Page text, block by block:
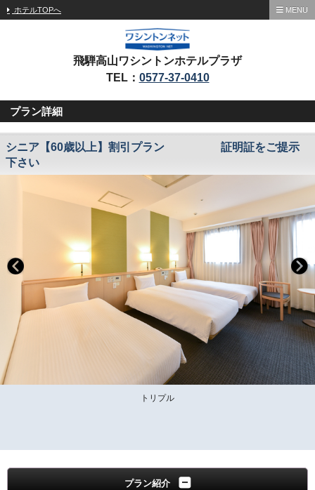
ホテルTOPへ MENU
飛騨高山ワシントンホテルプラザ
TEL： 0577-37-0410
プラン詳細
シニア【60歳以上】割引プラン 証明証をご提示
下さい
トリプル
プラン紹介